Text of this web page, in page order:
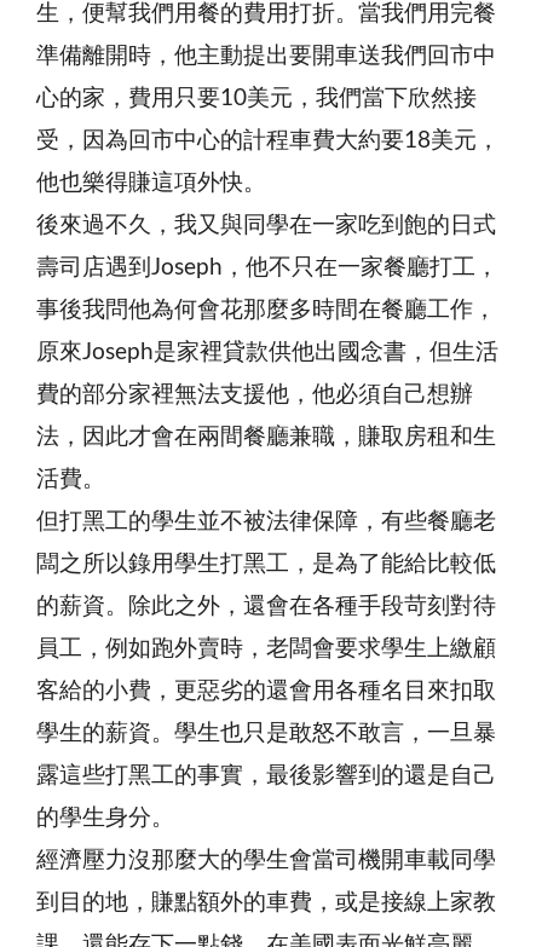
生，便幫我們用餐的費用打折。當我們用完餐
準備離開時，他主動提出要開車送我們回市中
心的家，費用只要10美元，我們當下欣然接
受，因為回市中心的計程車費大約要18美元，
他也樂得賺這項外快。
後來過不久，我又與同學在一家吃到飽的日式
壽司店遇到Joseph，他不只在一家餐廳打工，
事後我問他為何會花那麼多時間在餐廳工作，
原來Joseph是家裡貸款供他出國念書，但生活
費的部分家裡無法支援他，他必須自己想辦
法，因此才會在兩間餐廳兼職，賺取房租和生
活費。
但打黑工的學生並不被法律保障，有些餐廳老
闆之所以錄用學生打黑工，是為了能給比較低
的薪資。除此之外，還會在各種手段苛刻對待
員工，例如跑外賣時，老闆會要求學生上繳顧
客給的小費，更惡劣的還會用各種名目來扣取
學生的薪資。學生也只是敢怒不敢言，一旦暴
露這些打黑工的事實，最後影響到的還是自己
的學生身分。
經濟壓力沒那麼大的學生會當司機開車載同學
到目的地，賺點額外的車費，或是接線上家教